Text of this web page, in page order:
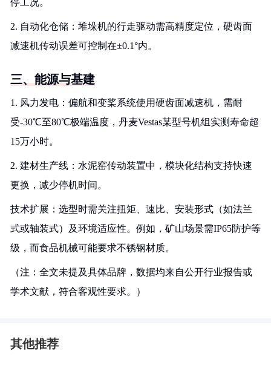
停工况。
2. 自动化仓储：堆垛机的行走驱动需高精度定位，硬齿面
减速机传动误差可控制在±0.1°内。
三、能源与基建
1. 风力发电：偏航和变桨系统使用硬齿面减速机，需耐
受-30℃至80℃极端温度，丹麦Vestas某型号机组实测寿命超
15万小时。
2. 建材生产线：水泥窑传动装置中，模块化结构支持快速
更换，减少停机时间。
技术扩展：选型时需关注扭矩、速比、安装形式（如法兰
式或轴装式）及环境适应性。例如，矿山场景需IP65防护等
级，而食品机械可能要求不锈钢材质。
（注：全文未提及具体品牌，数据均来自公开行业报告或
学术文献，符合客观性要求。）
其他推荐